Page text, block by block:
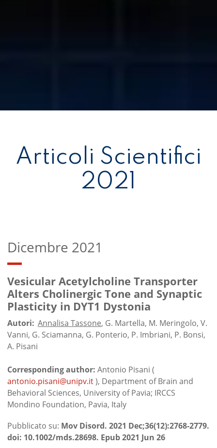
Articoli Scientifici
2021
Dicembre 2021
Vesicular Acetylcholine Transporter
Alters Cholinergic Tone and Synaptic
Plasticity in DYT1 Dystonia
Autori: Annalisa Tassone, G. Martella, M. Meringolo, V.
Vanni, G. Sciamanna, G. Ponterio, P. Imbriani, P. Bonsi,
A. Pisani
Corresponding author: Antonio Pisani (
antonio.pisani@unipv.it), Department of Brain and
Behavioral Sciences, University of Pavia; IRCCS
Mondino Foundation, Pavia, Italy
Pubblicato su: Mov Disord. 2021 Dec;36(12):2768-2779.
doi: 10.1002/mds.28698. Epub 2021 Jun 26